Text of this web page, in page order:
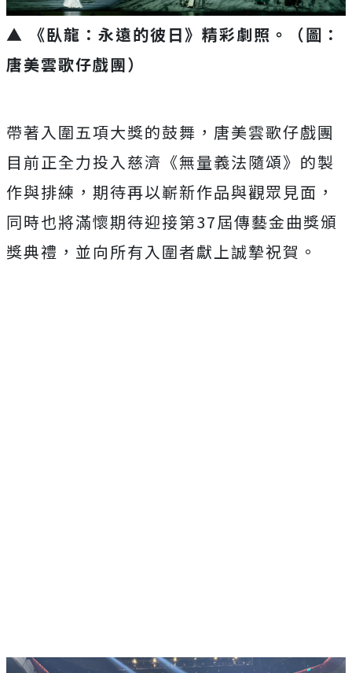
▲ 《臥龍：永遠的彼日》精彩劇照。（圖：
唐美雲歌仔戲團）
帶著入圍五項大獎的鼓舞，唐美雲歌仔戲團
目前正全力投入慈濟《無量義法隨頌》的製
作與排練，期待再以嶄新作品與觀眾見面，
同時也將滿懷期待迎接第37屆傳藝金曲獎頒
獎典禮，並向所有入圍者獻上誠摯祝賀。